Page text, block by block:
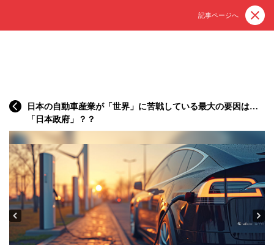
記事ページへ
日本の自動車産業が「世界」に苦戦している最大の要因は…
「日本政府」？？